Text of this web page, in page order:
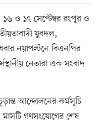
ও ১৭ সেপ্টেম্বর রংপুর ও
যুবদল,
নয়াপল্টনে বিএনপির
নেতারা এক সংবাদ
আন্দোলনের কর্মসূচি
গণসংযোগের শেষ